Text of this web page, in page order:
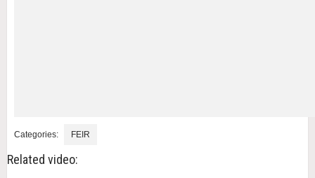
Categories: FEIR
Related video: